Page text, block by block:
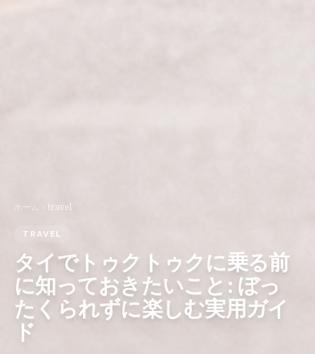
ホーム travel
TRAVEL
タイでトゥクトゥクに乗る前
に知っておきたいこと: ぼっ
たくられずに楽しむ実用ガイ
ド